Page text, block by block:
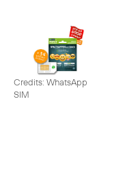
Credits: WhatsApp
SIM